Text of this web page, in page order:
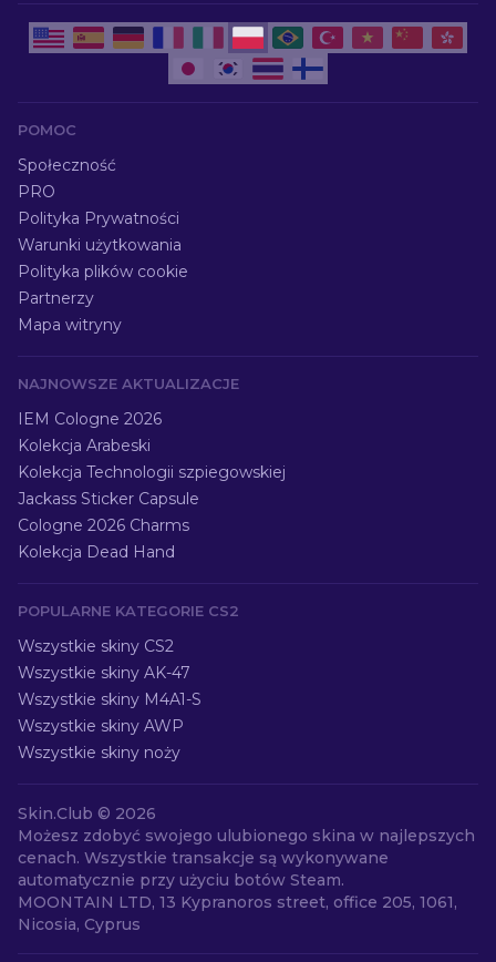
POMOC
Społeczność
PRO
Polityka Prywatności
Warunki użytkowania
Polityka plików cookie
Partnerzy
Mapa witryny
NAJNOWSZE AKTUALIZACJE
IEM Cologne 2026
Kolekcja Arabeski
Kolekcja Technologii szpiegowskiej
Jackass Sticker Capsule
Cologne 2026 Charms
Kolekcja Dead Hand
POPULARNE KATEGORIE CS2
Wszystkie skiny CS2
Wszystkie skiny AK-47
Wszystkie skiny M4A1-S
Wszystkie skiny AWP
Wszystkie skiny noży
Skin.Club © 2026
Możesz zdobyć swojego ulubionego skina w najlepszych
cenach. Wszystkie transakcje są wykonywane
automatycznie przy użyciu botów Steam.
MOONTAIN LTD, 13 Kypranoros street, office 205, 1061,
Nicosia, Cyprus